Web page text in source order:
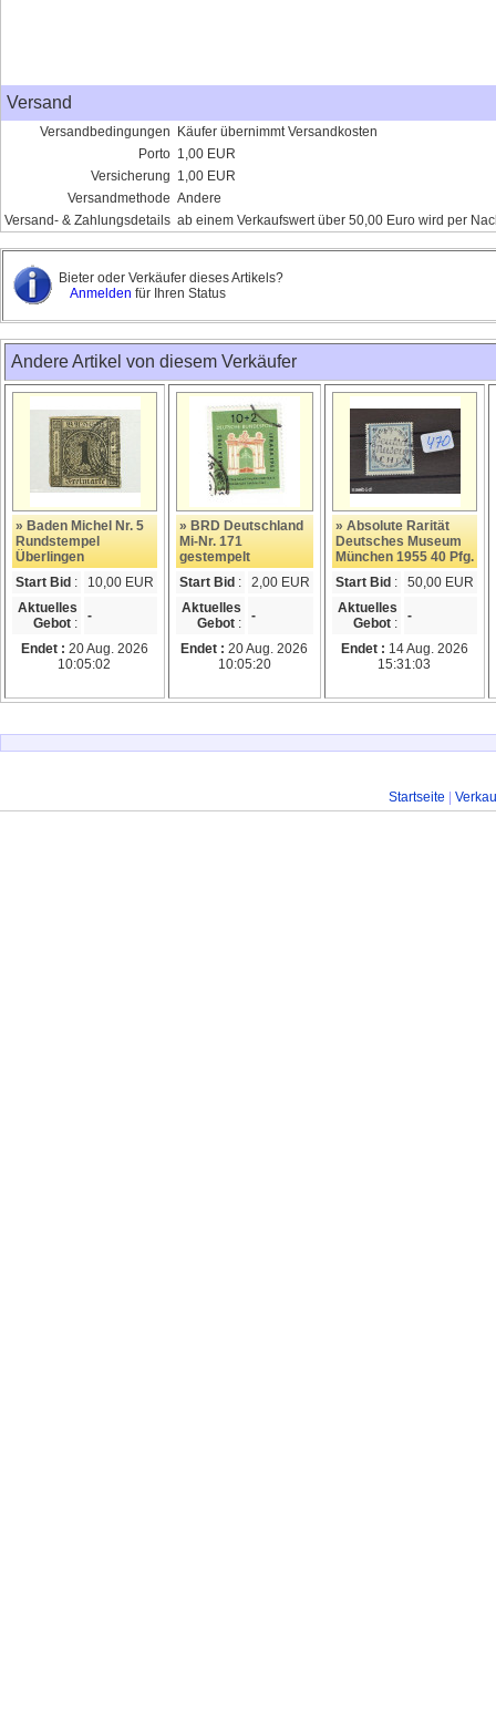
Versand
Versandbedingungen
Käufer übernimmt Versandkosten
Porto 1,00 EUR
Versicherung 1,00 EUR
Versandmethode Andere
Versand- & Zahlungsdetails ab einem Verkaufswert über 50,00 Euro wird per
Bieter oder Verkäufer dieses Artikels?
Anmelden für Ihren Status
Andere Artikel von diesem Verkäufer
» Baden Michel Nr. 5
Rundstempel
Überlingen
Start Bid :
10,00 EUR
Aktuelles
Gebot : -
Endet : 20 Aug. 2026
10:05:02
» BRD Deutschland
Mi-Nr. 171
gestempelt
Start Bid :
2,00 EUR
Aktuelles
Gebot : -
Endet : 20 Aug. 2026
10:05:20
» Absolute Rarität
Deutsches Museum
München 1955 40 Pfg.
Start Bid :
50,00 EUR
Aktuelles
Gebot : -
Endet : 14 Aug. 2026
15:31:03
Startseite